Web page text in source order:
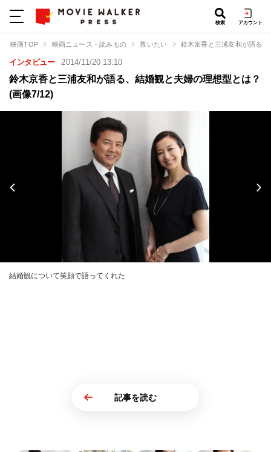
検索 アカウント
映画TOP 映画ニュース・読みもの 救いたい 鈴木京香と三浦友和が語る
インタビュー 2014/11/20 13:10
鈴木京香と三浦友和が語る、結婚観と夫婦の理想型とは？
(画像7/12)
結婚観について笑顔で語ってくれた
記事を読む